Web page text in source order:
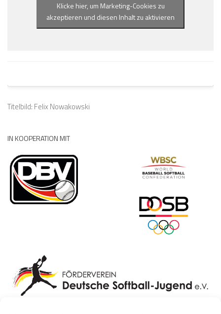
Klicke hier, um Marketing-Cookies zu
akzeptieren und diesen Inhalt zu aktivieren
Titelbild: Felix Nowakowski
IN KOOPERATION MIT